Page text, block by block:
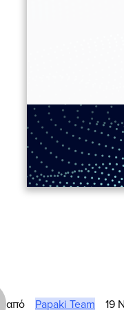
από Papaki Team 19